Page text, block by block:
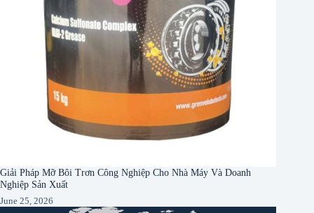
Giải Pháp Mỡ Bôi Trơn Công Nghiệp Cho Nhà Máy Và Doanh
Nghiệp Sản Xuất
June 25, 2026